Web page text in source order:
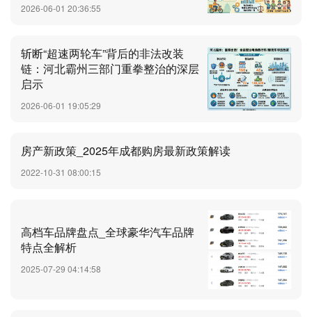
2026-06-01 20:36:55
斩断“超速两轮车”背后的非法改装
链：河北霸州三部门重拳整治的深层
启示
2026-06-01 19:05:29
房产新政策_2025年成都购房最新政策解读
2022-10-31 08:00:15
高档车品牌盘点_全球豪华汽车品牌
特点全解析
2025-07-29 04:14:58